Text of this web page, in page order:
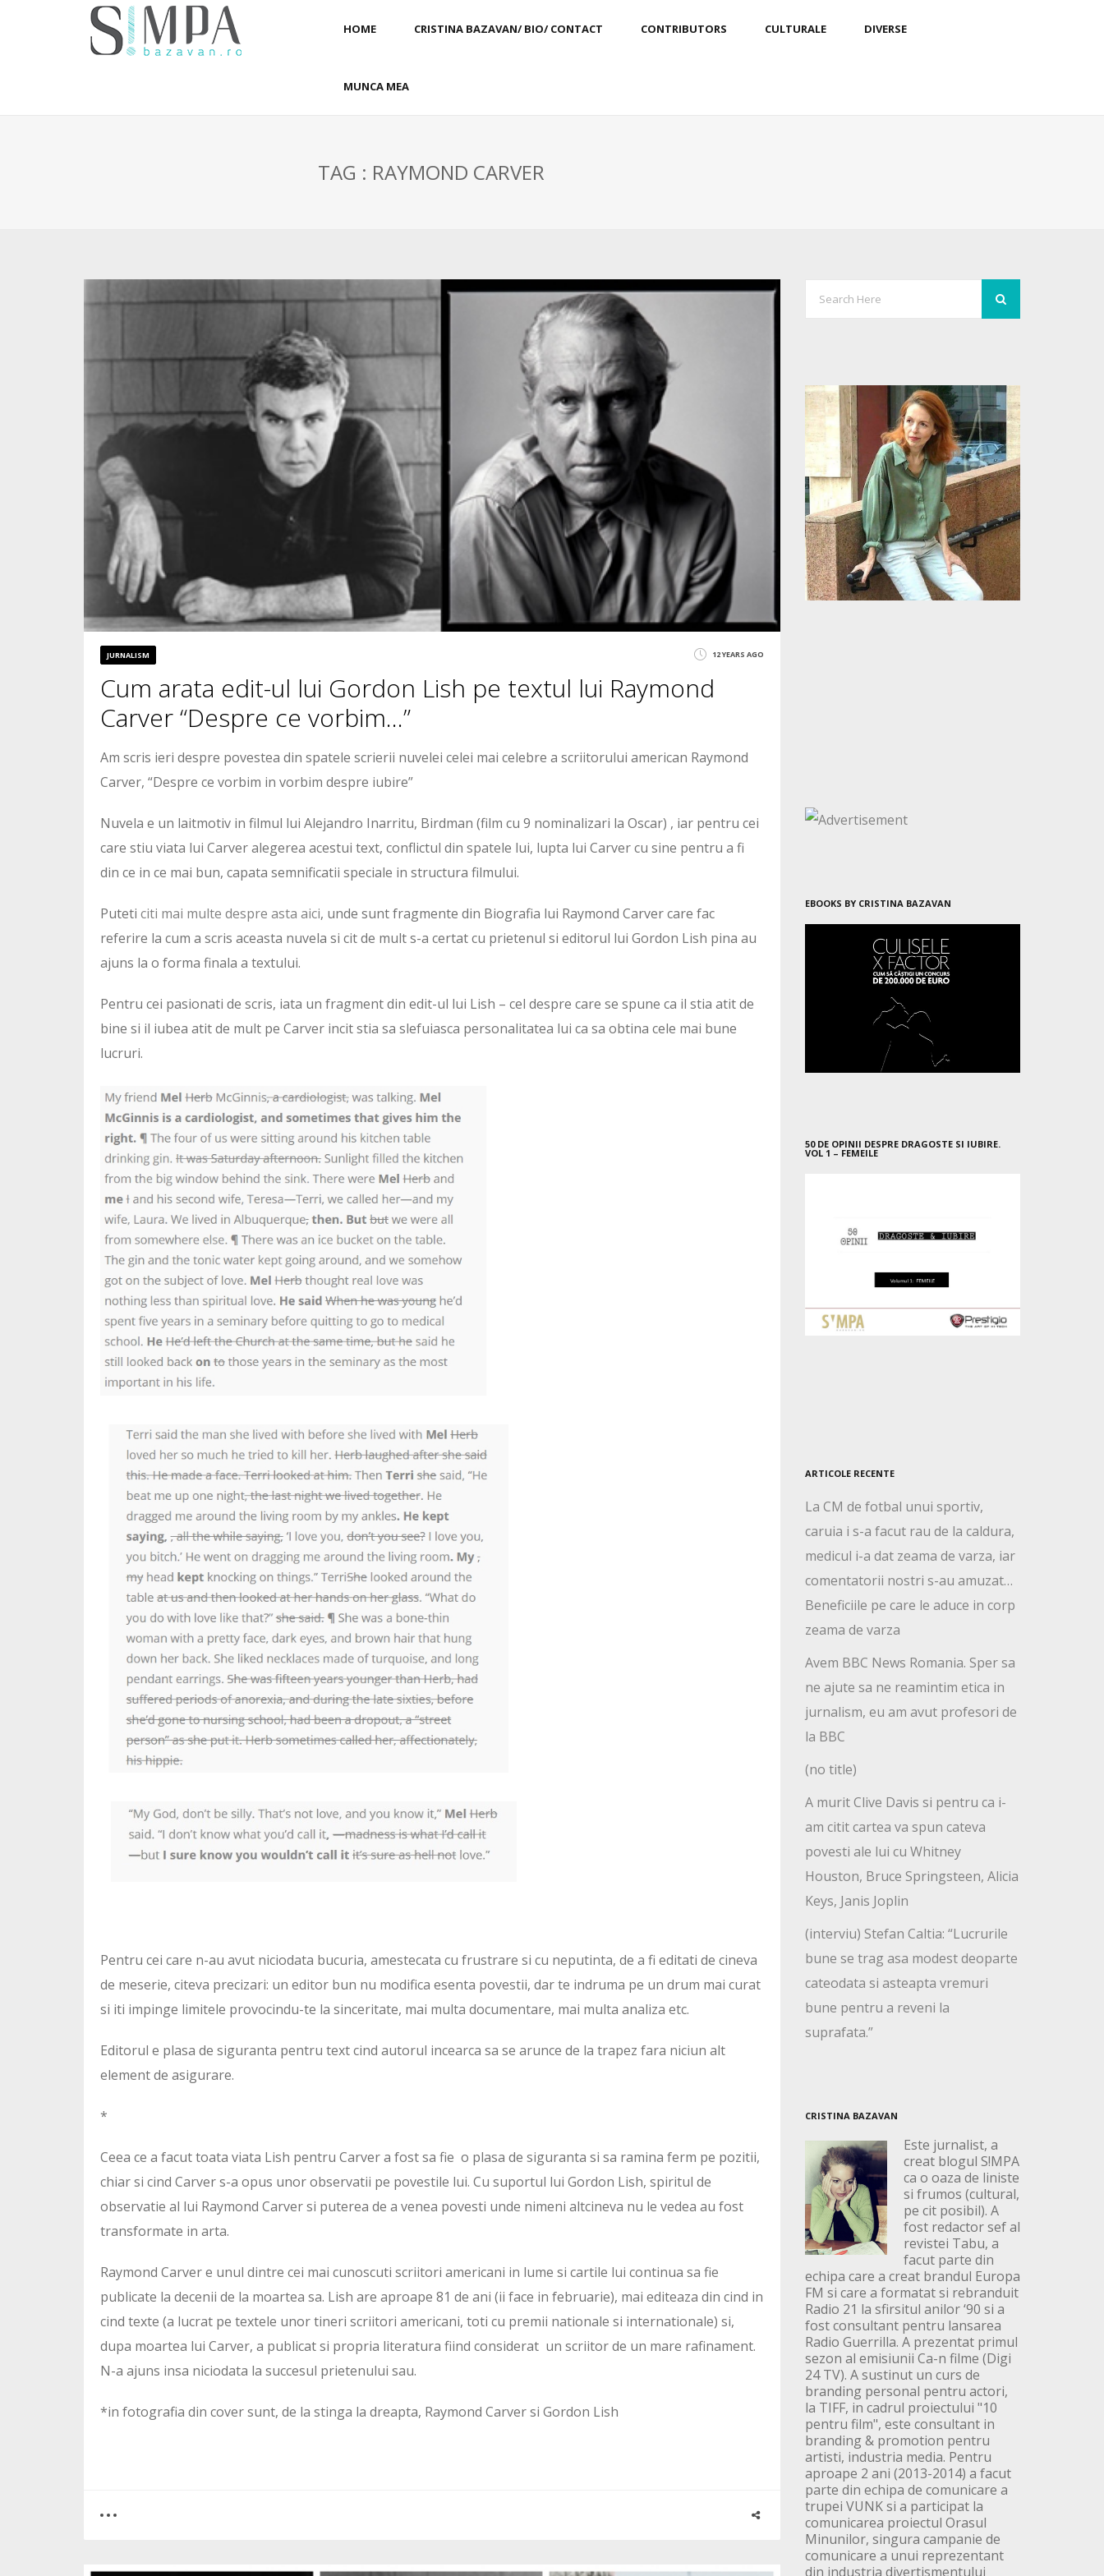
HOME CRISTINA BAZAVAN/ BIO/ CONTACT CONTRIBUTORS CULTURALE DIVERSE
MUNCA MEA
TAG : RAYMOND CARVER
JURNALISM 12 YEARS AGO
Cum arata edit-ul lui Gordon Lish pe textul lui Raymond
Carver “Despre ce vorbim…”
Am scris ieri despre povestea din spatele scrierii nuvelei celei mai celebre a scriitorului american Raymond
Carver, “Despre ce vorbim in vorbim despre iubire”
Nuvela e un laitmotiv in filmul lui Alejandro Inarritu, Birdman (film cu 9 nominalizari la Oscar) , iar pentru cei
care stiu viata lui Carver alegerea acestui text, conflictul din spatele lui, lupta lui Carver cu sine pentru a fi
din ce in ce mai bun, capata semnificatii speciale in structura filmului.
Puteti citi mai multe despre asta aici, unde sunt fragmente din Biografia lui Raymond Carver care fac
referire la cum a scris aceasta nuvela si cit de mult s-a certat cu prietenul si editorul lui Gordon Lish pina au
ajuns la o forma finala a textului.
Pentru cei pasionati de scris, iata un fragment din edit-ul lui Lish – cel despre care se spune ca il stia atit de
bine si il iubea atit de mult pe Carver incit stia sa slefuiasca personalitatea lui ca sa obtina cele mai bune
lucruri.
Pentru cei care n-au avut niciodata bucuria, amestecata cu frustrare si cu neputinta, de a fi editati de cineva
de meserie, citeva precizari: un editor bun nu modifica esenta povestii, dar te indruma pe un drum mai curat
si iti impinge limitele provocindu-te la sinceritate, mai multa documentare, mai multa analiza etc.
Editorul e plasa de siguranta pentru text cind autorul incearca sa se arunce de la trapez fara niciun alt
element de asigurare.
*
Ceea ce a facut toata viata Lish pentru Carver a fost sa fie o plasa de siguranta si sa ramina ferm pe pozitii,
chiar si cind Carver s-a opus unor observatii pe povestile lui. Cu suportul lui Gordon Lish, spiritul de
observatie al lui Raymond Carver si puterea de a venea povesti unde nimeni altcineva nu le vedea au fost
transformate in arta.
Raymond Carver e unul dintre cei mai cunoscuti scriitori americani in lume si cartile lui continua sa fie
publicate la decenii de la moartea sa. Lish are aproape 81 de ani (ii face in februarie), mai editeaza din cind in
cind texte (a lucrat pe textele unor tineri scriitori americani, toti cu premii nationale si internationale) si,
dupa moartea lui Carver, a publicat si propria literatura fiind considerat un scriitor de un mare rafinament.
N-a ajuns insa niciodata la succesul prietenului sau.
*in fotografia din cover sunt, de la stinga la dreapta, Raymond Carver si Gordon Lish
0
EBOOKS BY CRISTINA BAZAVAN
50 DE OPINII DESPRE DRAGOSTE SI IUBIRE.
VOL 1 – FEMEILE
ARTICOLE RECENTE
La CM de fotbal unui sportiv,
caruia i s-a facut rau de la caldura,
medicul i-a dat zeama de varza, iar
comentatorii nostri s-au amuzat…
Beneficiile pe care le aduce in corp
zeama de varza
Avem BBC News Romania. Sper sa
ne ajute sa ne reamintim etica in
jurnalism, eu am avut profesori de
la BBC
(no title)
A murit Clive Davis si pentru ca i-
am citit cartea va spun cateva
povesti ale lui cu Whitney
Houston, Bruce Springsteen, Alicia
Keys, Janis Joplin
(interviu) Stefan Caltia: “Lucrurile
bune se trag asa modest deoparte
cateodata si asteapta vremuri
bune pentru a reveni la
suprafata.”
CRISTINA BAZAVAN
Este jurnalist, a
creat blogul S!MPA
ca o oaza de liniste
si frumos (cultural,
pe cit posibil). A
fost redactor sef al
revistei Tabu, a
facut parte din
echipa care a creat brandul Europa
FM si care a formatat si rebranduit
Radio 21 la sfirsitul anilor ‘90 si a
fost consultant pentru lansarea
Radio Guerrilla. A prezentat primul
sezon al emisiunii Ca-n filme (Digi
24 TV). A sustinut un curs de
branding personal pentru actori,
la TIFF, in cadrul proiectului "10
pentru film", este consultant in
branding & promotion pentru
artisti, industria media. Pentru
aproape 2 ani (2013-2014) a facut
parte din echipa de comunicare a
trupei VUNK si a participat la
comunicarea proiectul Orasul
Minunilor, singura campanie de
comunicare a unui reprezentant
din industria divertismentului